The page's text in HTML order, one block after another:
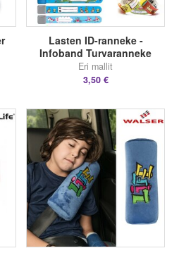
Lasten ID-ranneke -
Infoband Turvaranneke
Eri mallit
3,50 €